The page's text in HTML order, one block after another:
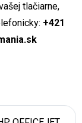
tlačiarne,
+421